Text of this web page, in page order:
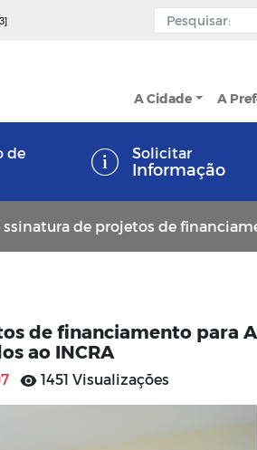
A Cidade A
de Solicitar
Informação
de financiamento para Assentados da Reforma Agrária que serão
de financiamento para
ao INCRA
1451 Visualizações